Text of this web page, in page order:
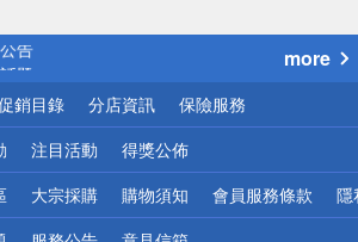
告
題
惠
區配送
頁！請小心！
more
銷目錄 分店資訊 保險服務
注目活動 得獎公佈
大宗採購 購物須知 會員服務條款 隱